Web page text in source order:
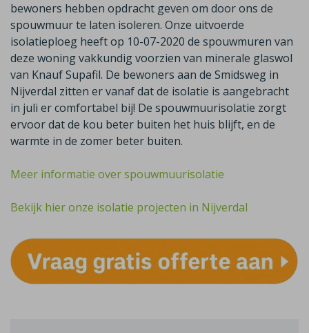
bewoners hebben opdracht geven om door ons de
spouwmuur te laten isoleren. Onze uitvoerde
isolatieploeg heeft op 10-07-2020 de spouwmuren van
deze woning vakkundig voorzien van minerale glaswol
van Knauf Supafil. De bewoners aan de Smidsweg in
Nijverdal zitten er vanaf dat de isolatie is aangebracht
in juli er comfortabel bij! De spouwmuurisolatie zorgt
ervoor dat de kou beter buiten het huis blijft, en de
warmte in de zomer beter buiten.
Meer informatie over spouwmuurisolatie
Bekijk hier onze isolatie projecten in Nijverdal